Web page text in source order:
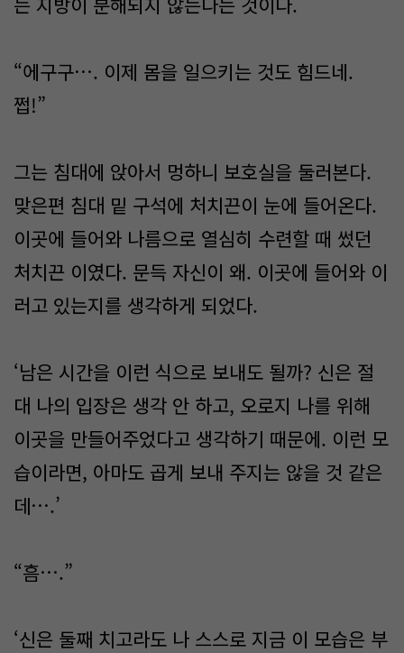
“에구구…. 이제 몸을 일으키는 것도 힘드네.
쩝!”
그는 침대에 앉아서 멍하니 보호실을 둘러본다.
맞은편 침대 밑 구석에 처치끈이 눈에 들어온다.
이곳에 들어와 나름으로 열심히 수련할 때 썼던
처치끈 이였다. 문득 자신이 왜. 이곳에 들어와 이
러고 있는지를 생각하게 되었다.
‘남은 시간을 이런 식으로 보내도 될까? 신은 절
대 나의 입장은 생각 안 하고, 오로지 나를 위해
이곳을 만들어주었다고 생각하기 때문에. 이런 모
습이라면, 아마도 곱게 보내 주지는 않을 것 같은
데….’
“흠….”
‘신은 둘째 치고라도 나 스스로 지금 이 모습은 부